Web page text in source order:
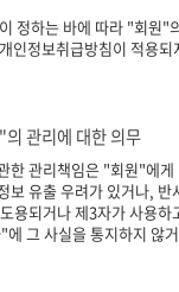
정하는 바에 따라 "회원"
인정보취급방침이 적용되
관리에 대한 의무
관리책임은 "회원"에게
유출 우려가 있거나, 반
되거나 제3자가 사용하
그 사실을 통지하지 않